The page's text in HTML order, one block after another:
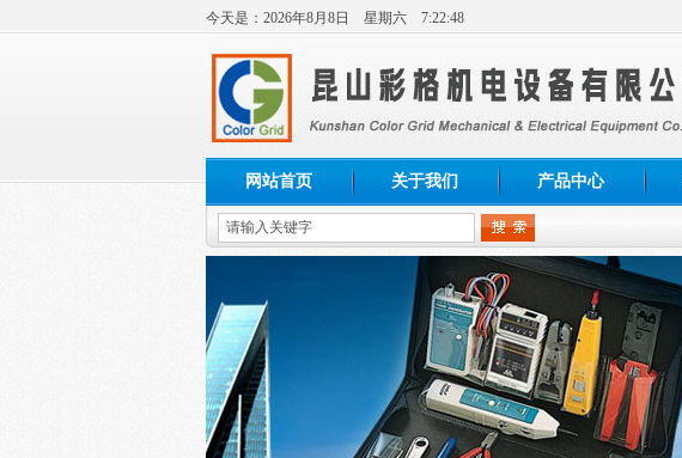
今天是： 2026年8月 8日 星期六 7:22:49
网站首页 关于我们 产品中心